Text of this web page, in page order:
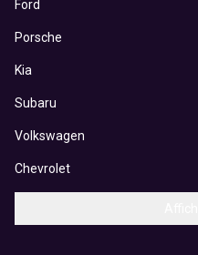
Ford
Porsche
Kia
Subaru
Volkswagen
Chevrolet